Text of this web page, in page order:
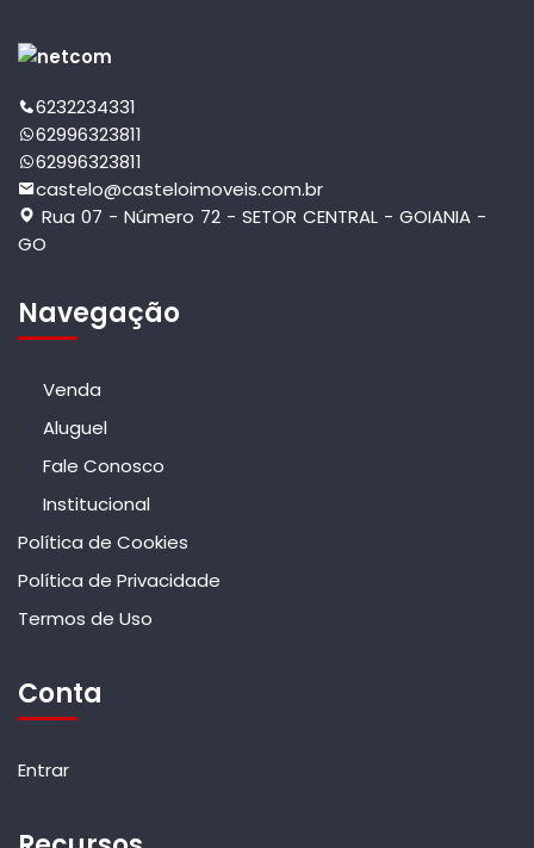
6232234331
62996323811
62996323811
castelo@casteloimoveis.com.br
Rua 07 - Número 72 - SETOR CENTRAL - GOIANIA -
GO
Navegação
Venda
Aluguel
Fale Conosco
Institucional
Política de Cookies
Política de Privacidade
Termos de Uso
Conta
Entrar